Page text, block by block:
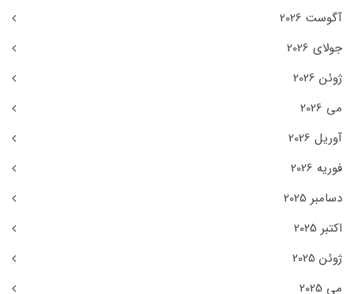
آگوست 2026
جولای 2026
ژوئن 2026
می 2026
آوریل 2026
فوریه 2026
دسامبر 2025
اکتبر 2025
ژوئن 2025
می 2025